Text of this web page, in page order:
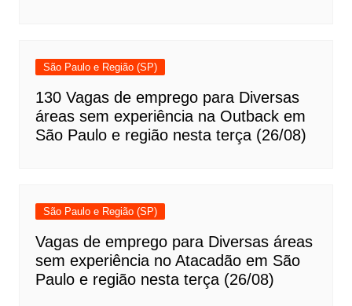
São Paulo e Região (SP)
130 Vagas de emprego para Diversas
áreas sem experiência na Outback em
São Paulo e região nesta terça (26/08)
São Paulo e Região (SP)
Vagas de emprego para Diversas áreas
sem experiência no Atacadão em São
Paulo e região nesta terça (26/08)